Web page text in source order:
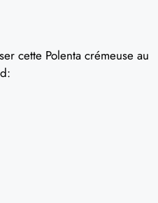
cette Polenta crémeuse au